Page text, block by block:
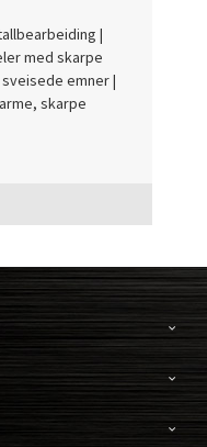
|
med skarpe
emner |
skarpe